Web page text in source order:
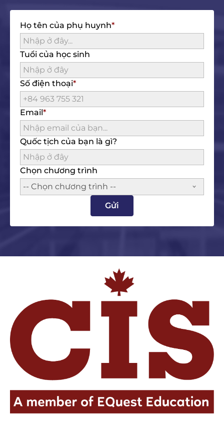
Họ tên của phụ huynh
Tuổi của học sinh
Số điện thoại
Email
Quốc tịch của bạn là gì?
Chọn chương trình
-- Chọn chương trình --
Gửi